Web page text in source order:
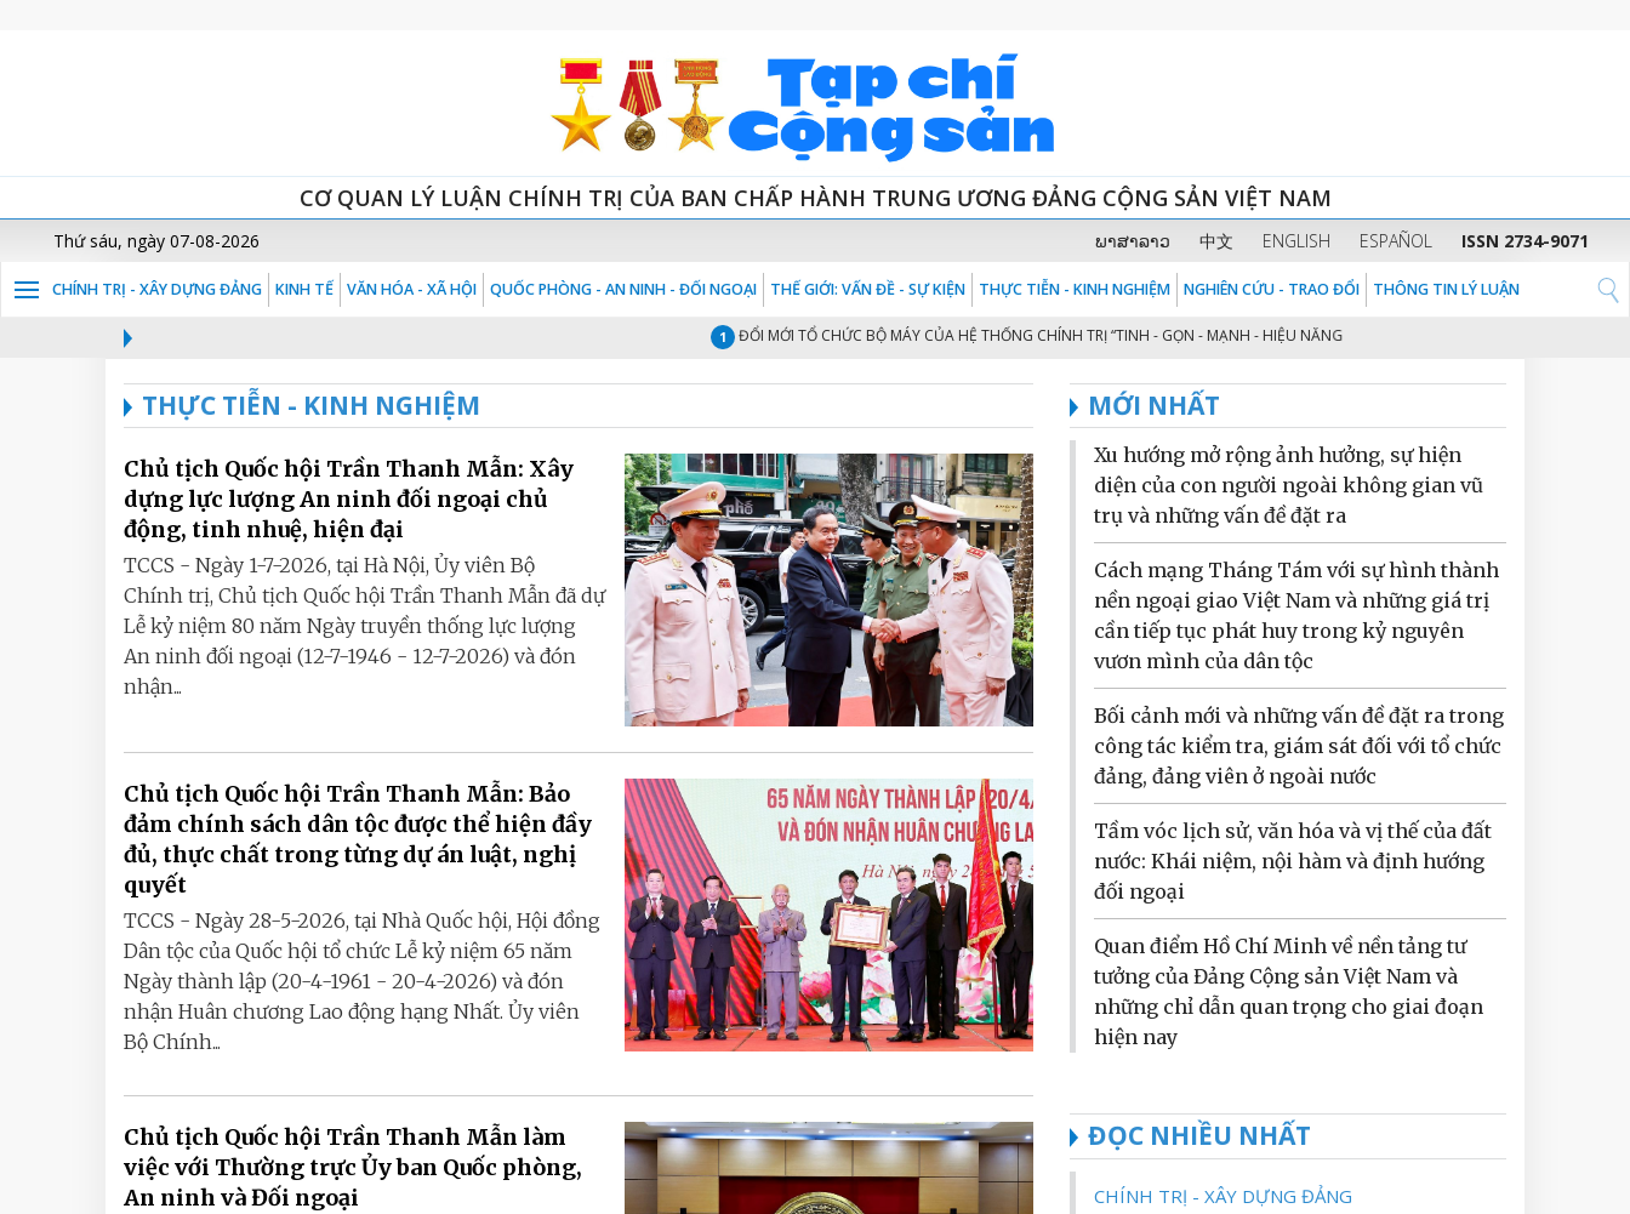
CƠ QUAN LÝ LUẬN CHÍNH TRỊ CỦA BAN CHẤP HÀNH TRUNG ƯƠNG ĐẢNG CỘNG SẢN VIỆT NAM
Thứ sáu, ngày 07-08-2026 ພາສາລາວ 中文 ENGLISH ESPAÑOL ISSN 2734-9071
CHÍNH TRỊ - XÂY DỰNG ĐẢNG KINH TẾ VĂN HÓA - XÃ HỘI QUỐC PHÒNG - AN NINH - ĐỐI NGOẠI THẾ GIỚI: VẤN ĐỀ - SỰ KIỆN THỰC TIỄN - KINH NGHIỆM NGHIÊN CỨU - TRAO ĐỔI THÔNG TIN LÝ LUẬN
ĐỔI MỚI TỔ CHỨC BỘ MÁY CỦA HỆ THỐNG CHÍNH TRỊ “TINH - GỌN - MẠNH - HIỆU NĂNG - HIỆU LỰC - HIỆU QUẢ” THEO TINH THẦN
THỰC TIỄN - KINH NGHIỆM
Chủ tịch Quốc hội Trần Thanh Mẫn: Xây
dựng lực lượng An ninh đối ngoại chủ
động, tinh nhuệ, hiện đại
TCCS - Ngày 1-7-2026, tại Hà Nội, Ủy viên Bộ
Chính trị, Chủ tịch Quốc hội Trần Thanh Mẫn đã dự
Lễ kỷ niệm 80 năm Ngày truyền thống lực lượng
An ninh đối ngoại (12-7-1946 - 12-7-2026) và đón
nhận...
Chủ tịch Quốc hội Trần Thanh Mẫn: Bảo
đảm chính sách dân tộc được thể hiện đầy
đủ, thực chất trong từng dự án luật, nghị
quyết
TCCS - Ngày 28-5-2026, tại Nhà Quốc hội, Hội đồng
Dân tộc của Quốc hội tổ chức Lễ kỷ niệm 65 năm
Ngày thành lập (20-4-1961 - 20-4-2026) và đón
nhận Huân chương Lao động hạng Nhất. Ủy viên
Bộ Chính...
Chủ tịch Quốc hội Trần Thanh Mẫn làm
việc với Thường trực Ủy ban Quốc phòng,
An ninh và Đối ngoại
MỚI NHẤT
Xu hướng mở rộng ảnh hưởng, sự hiện
diện của con người ngoài không gian vũ
trụ và những vấn đề đặt ra
Cách mạng Tháng Tám với sự hình thành
nền ngoại giao Việt Nam và những giá trị
cần tiếp tục phát huy trong kỷ nguyên
vươn mình của dân tộc
Bối cảnh mới và những vấn đề đặt ra trong
công tác kiểm tra, giám sát đối với tổ chức
đảng, đảng viên ở ngoài nước
Tầm vóc lịch sử, văn hóa và vị thế của đất
nước: Khái niệm, nội hàm và định hướng
đối ngoại
Quan điểm Hồ Chí Minh về nền tảng tư
tưởng của Đảng Cộng sản Việt Nam và
những chỉ dẫn quan trọng cho giai đoạn
hiện nay
ĐỌC NHIỀU NHẤT
CHÍNH TRỊ - XÂY DỰNG ĐẢNG